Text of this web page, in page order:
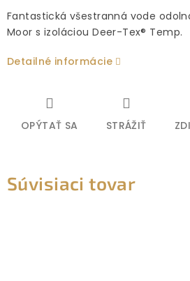
Fantastická všestranná vode
Moor s izoláciou Deer-Tex® Temp.
Detailné informácie
OPÝTAŤ SA STRÁŽIŤ
Súvisiaci tovar